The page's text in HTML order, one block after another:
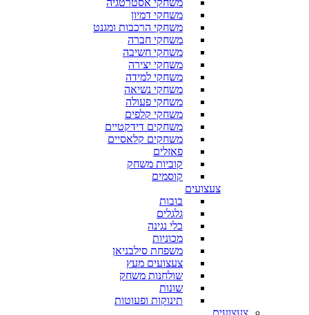
משחקי אסטרטגיה
משחקי דמיון
משחקי הרכבות ומגנט
משחקי חברה
משחקי חשיבה
משחקי יצירה
משחקי למידה
משחקי נשיאה
משחקי פעולה
משחקי קלפים
משחקים דידקטיים
משחקים קלאסיים
פאזלים
קוביות משחק
קוסמים
צעצועים
בובות
גלגלים
כלי נגינה
מכוניות
משפחת סילבניאן
צעצועים מעץ
שולחנות משחק
שונות
תינוקות ופעוטות
צעצועים